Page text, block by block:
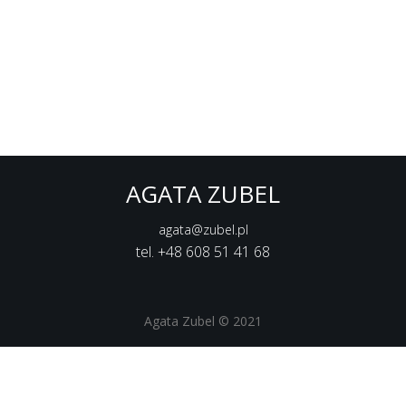
AGATA ZUBEL
agata@zubel.pl
tel. +48 608 51 41 68
Agata Zubel © 2021